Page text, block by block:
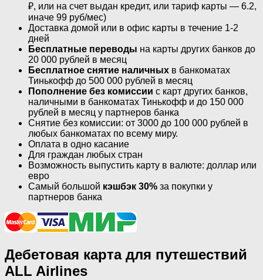
₽, или на счет выдан кредит, или тариф карты — 6.2,
иначе 99 руб/мес)
Доставка домой или в офис карты в течение 1-2
дней
Бесплатные переводы на карты других банков до
20 000 рублей в месяц
Бесплатное снятие наличных в банкоматах
Тинькофф до 500 000 рублей в месяц
Пополнение без комиссии с карт других банков,
наличными в банкоматах Тинькофф и до 150 000
рублей в месяц у партнеров банка
Снятие без комиссии: от 3000 до 100 000 рублей в
любых банкоматах по всему миру.
Оплата в одно касание
Для граждан любых стран
Возможность выпустить карту в валюте: доллар или
евро
Самый большой кэшбэк 30% за покупки у
партнеров банка
Дебетовая карта для путешествий
ALL Airlines